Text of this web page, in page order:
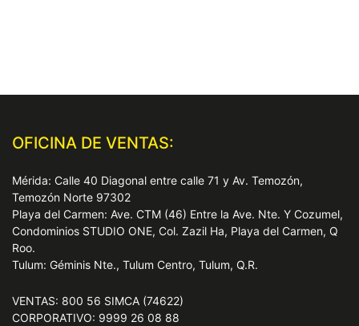
OFICINA DE VENTAS:
Mérida: Calle 40 Diagonal entre calle 71 y Av. Temozón,
Temozón Norte 97302
Playa del Carmen: Ave. CTM (46) Entre la Ave. Nte. Y Cozumel,
Condominios STUDIO ONE, Col. Zazil Ha, Playa del Carmen, Q
Roo.
Tulum: Géminis Nte., Tulum Centro, Tulum, Q.R.
VENTAS: 800 56 SIMCA (74622)
CORPORATIVO: 9999 26 08 88